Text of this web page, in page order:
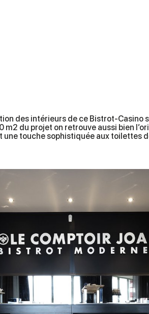
des intérieurs de ce Bistrot-Casino
m2 du projet on retrouve aussi bien
une touche sophistiquée aux toilettes